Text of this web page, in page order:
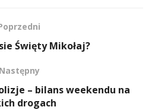
Święty Mikołaj?
Następny
– bilans weekendu na
drogach